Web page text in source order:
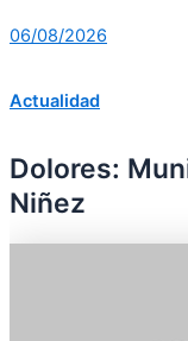
06/08/2026
Actualidad
Dolores:
Niñez